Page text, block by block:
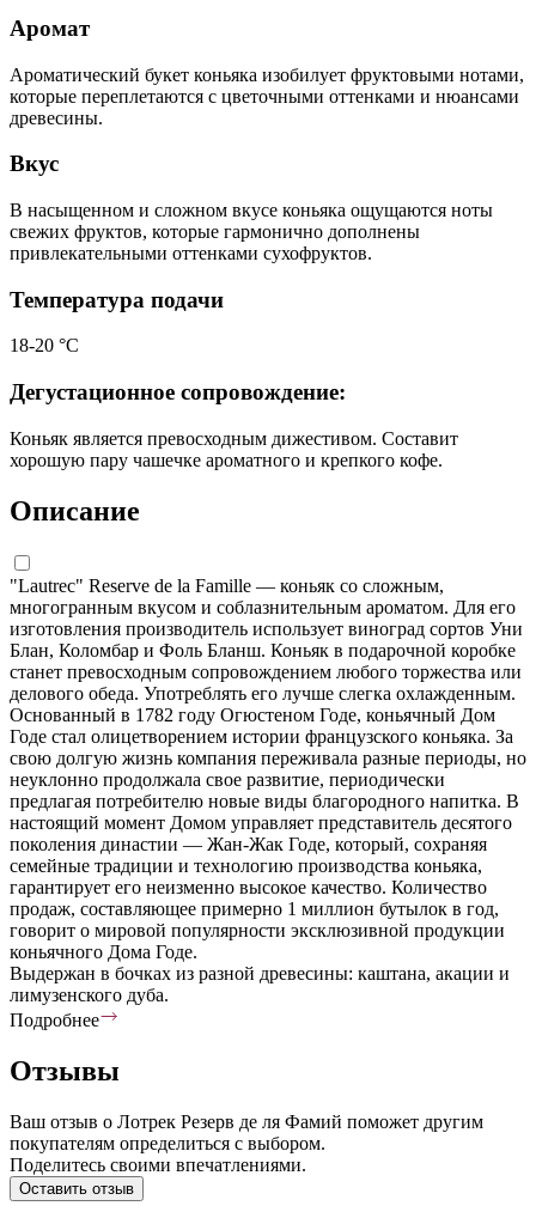
Аромат
Ароматический букет коньяка изобилует фруктовыми нотами,
которые переплетаются с цветочными оттенками и нюансами
древесины.
Вкус
В насыщенном и сложном вкусе коньяка ощущаются ноты
свежих фруктов, которые гармонично дополнены
привлекательными оттенками сухофруктов.
Температура подачи
18-20 °С
Дегустационное сопровождение:
Коньяк является превосходным дижестивом. Составит
хорошую пару чашечке ароматного и крепкого кофе.
Описание
"Lautrec" Reserve de la Famille — коньяк со сложным,
многогранным вкусом и соблазнительным ароматом. Для его
изготовления производитель использует виноград сортов Уни
Блан, Коломбар и Фоль Бланш. Коньяк в подарочной коробке
станет превосходным сопровождением любого торжества или
делового обеда. Употреблять его лучше слегка охлажденным.
Основанный в 1782 году Огюстеном Годе, коньячный Дом
Годе стал олицетворением истории французского коньяка. За
свою долгую жизнь компания переживала разные периоды, но
неуклонно продолжала свое развитие, периодически
предлагая потребителю новые виды благородного напитка. В
настоящий момент Домом управляет представитель десятого
поколения династии — Жан-Жак Годе, который, сохраняя
семейные традиции и технологию производства коньяка,
гарантирует его неизменно высокое качество. Количество
продаж, составляющее примерно 1 миллион бутылок в год,
говорит о мировой популярности эксклюзивной продукции
коньячного Дома Годе.
Выдержан в бочках из разной древесины: каштана, акации и
лимузенского дуба.
Подробнее
Отзывы
Ваш отзыв о Лотрек Резерв де ля Фамий поможет другим
покупателям определиться с выбором.
Поделитесь своими впечатлениями.
Оставить отзыв